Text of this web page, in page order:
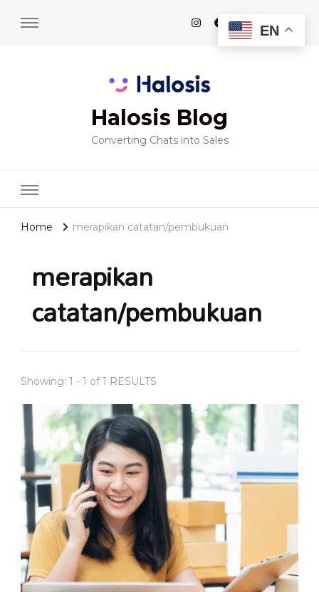
Halosis Blog
Converting Chats into Sales
Home merapikan catatan/pembukuan
merapikan
catatan/pembukuan
Showing: 1 - 1 of 1 RESULTS
EN